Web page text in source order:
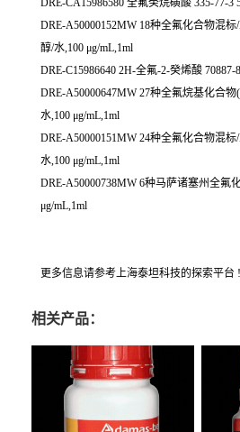
DRE-CA15986580 全氟癸烷磺酸 335-77-3
DRE-A50000152MW 18种全氟化合物混标
醇/水,100 μg/mL,1ml
DRE-C15986640 2H-全氟-2-癸烯酸 70887-
DRE-A50000647MW 27种全氟烷基化合
水,100 μg/mL,1ml
DRE-A50000151MW 24种全氟化合物混
水,100 μg/mL,1ml
DRE-A50000738MW 6种马萨诸塞州全氟
μg/mL,1ml
更多信息请参考上海泰坦科技的探索平台 !
相关产品：